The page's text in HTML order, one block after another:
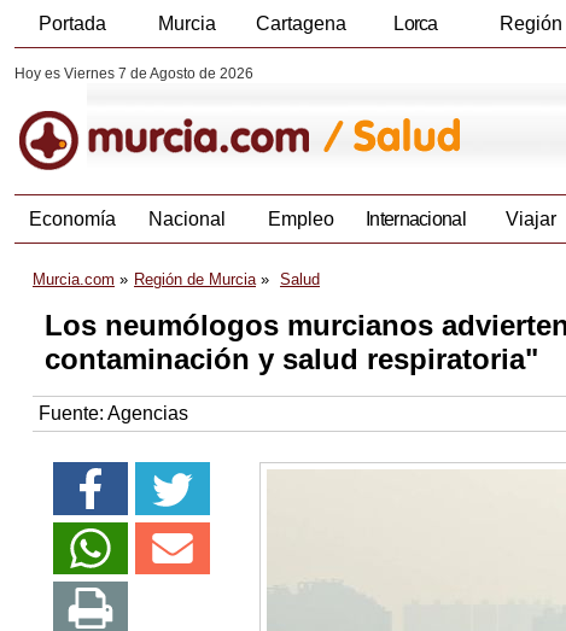
Portada Murcia Cartagena Lorca Región
Hoy es Viernes 7 de Agosto de 2026
Economía Nacional Empleo Internacional Viajar
Murcia.com Región de Murcia Salud
Los neumólogos murcianos
contaminación y salud respiratoria"
Fuente: Agencias